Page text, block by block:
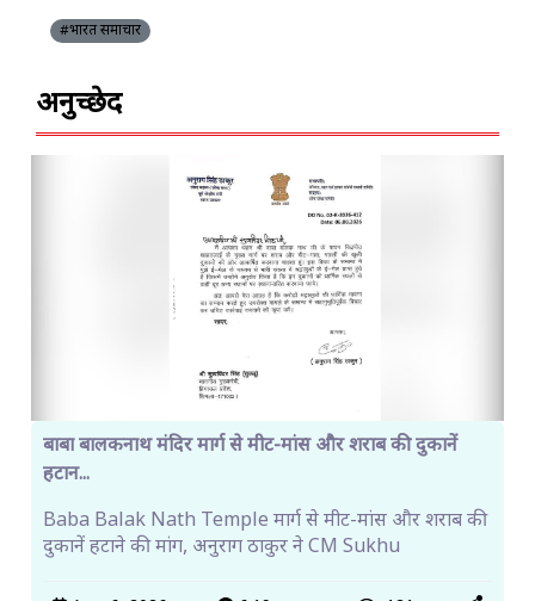
#भारत समाचार
अनुच्छेद
बाबा बालकनाथ मंदिर मार्ग से मीट-मांस और शराब की दुकानें
हटान...
Baba Balak Nath Temple मार्ग से मीट-मांस और शराब की
दुकानें हटाने की मांग, अनुराग ठाकुर ने CM Sukhu